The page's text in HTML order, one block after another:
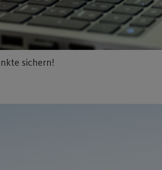
sichern!